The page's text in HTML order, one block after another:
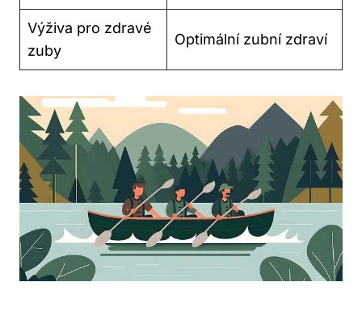
Výživa pro zdravé
zuby
Optimální zubní zdraví